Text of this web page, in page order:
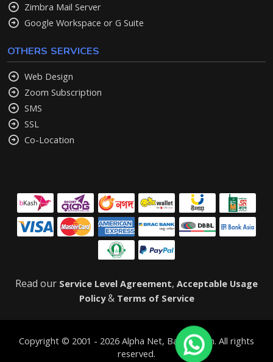
Zimbra Mail Server
Google Workspace or G Suite
OTHERS SERVICES
Web Design
Zoom Subscription
SMS
SSL
Co-Location
Read our Service Level Agreement, Acceptable Usage
Policy& Terms of Service
Copyright © 2001 - 2026 Alpha Net, Bangladesh. All rights
reserved.